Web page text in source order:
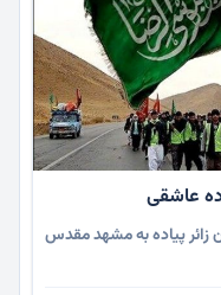
فیروزه از اعزام ۹ کاروان زائر پیاده به مشهد مقدس